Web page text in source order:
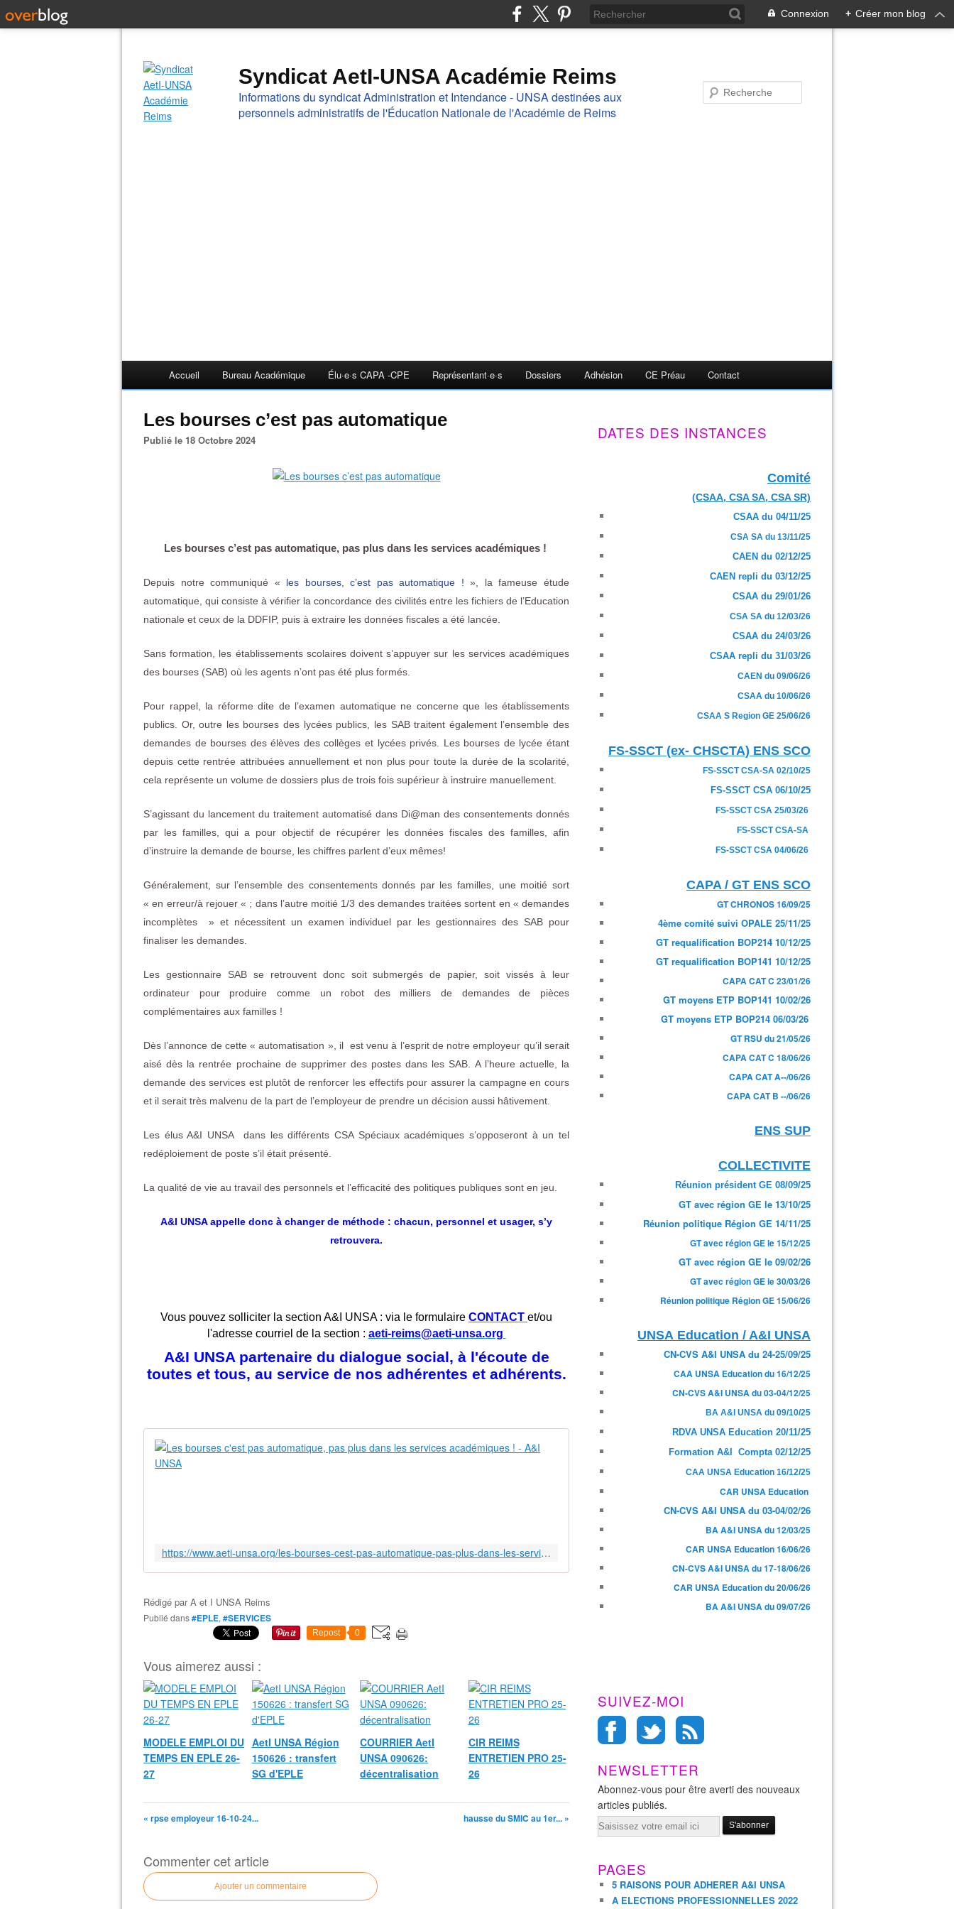
Connexion + Créer mon blog
Syndicat AetI-UNSA Académie Reims
Informations du syndicat Administration et Intendance - UNSA destinées aux
personnels administratifs de l'Éducation Nationale de l'Académie de Reims
Accueil Bureau Académique Élu·e·s CAPA -CPE Représentant·e·s Dossiers Adhésion CE Préau Contact
Les bourses c’est pas automatique
Publié le 18 Octobre 2024
Les bourses c’est pas automatique, pas plus dans les services académiques !
Depuis notre communiqué « les bourses, c’est pas automatique !», la fameuse étude
automatique, qui consiste à vérifier la concordance des civilités entre les fichiers de l’Education
nationale et ceux de la DDFIP, puis à extraire les données fiscales a été lancée.
Sans formation, les établissements scolaires doivent s’appuyer sur les services académiques
des bourses (SAB) où les agents n’ont pas été plus formés.
Pour rappel, la réforme dite de l’examen automatique ne concerne que les établissements
publics. Or, outre les bourses des lycées publics, les SAB traitent également l’ensemble des
demandes de bourses des élèves des collèges et lycées privés. Les bourses de lycée étant
depuis cette rentrée attribuées annuellement et non plus pour toute la durée de la scolarité,
cela représente un volume de dossiers plus de trois fois supérieur à instruire manuellement.
S’agissant du lancement du traitement automatisé dans Di@man des consentements donnés
par les familles, qui a pour objectif de récupérer les données fiscales des familles, afin
d’instruire la demande de bourse, les chiffres parlent d’eux mêmes!
Généralement, sur l’ensemble des consentements donnés par les familles, une moitié sort
« en erreur/à rejouer « ; dans l’autre moitié 1/3 des demandes traitées sortent en « demandes
incomplètes » et nécessitent un examen individuel par les gestionnaires des SAB pour
finaliser les demandes.
Les gestionnaire SAB se retrouvent donc soit submergés de papier, soit vissés à leur
ordinateur pour produire comme un robot des milliers de demandes de pièces
complémentaires aux familles !
Dès l’annonce de cette « automatisation », il est venu à l’esprit de notre employeur qu’il serait
aisé dès la rentrée prochaine de supprimer des postes dans les SAB. A l’heure actuelle, la
demande des services est plutôt de renforcer les effectifs pour assurer la campagne en cours
et il serait très malvenu de la part de l’employeur de prendre un décision aussi hâtivement.
Les élus A&I UNSA dans les différents CSA Spéciaux académiques s’opposeront à un tel
redéploiement de poste s’il était présenté.
La qualité de vie au travail des personnels et l’efficacité des politiques publiques sont en jeu.
A&I UNSA appelle donc à changer de méthode : chacun, personnel et usager, s’y
retrouvera.
Vous pouvez solliciter la section A&I UNSA : via le formulaire CONTACT et/ou
l'adresse courriel de la section : aeti-reims@aeti-unsa.org
A&I UNSA partenaire du dialogue social, à l'écoute de
toutes et tous, au service de nos adhérentes et adhérents.
Les bourses c'est pas automatique, pas plus dans les services
o
e
https://www.aeti-unsa.org/les-bourses-cest-pas-automatique-pas-plus-dans-les-services-academiques/
Rédigé parA et I UNSA Reims
Publié dans#EPLE, #SERVICES
Repost 0
Vous aimerez aussi :
MODELE EMPLOI DU
TEMPS EN EPLE 26-
27
AetI UNSA Région
150626 : transfert
SG d'EPLE
COURRIER AetI
UNSA 090626:
décentralisation
CIR REIMS
ENTRETIEN PRO 25-
26
« rpse employeur 16-10-24... hausse du SMIC au 1er... »
Commenter cet article
Ajouter un commentaire
DATES DES INSTANCES
Comité
(CSAA, CSA SA, CSA SR)
CSAA du 04/11/25
CSA SA du 13/11/25
CAEN du 02/12/25
CAEN repli du 03/12/25
CSAA du 29/01/26
CSA SA du 12/03/26
CSAA du 24/03/26
CSAA repli du 31/03/26
CAEN du 09/06/26
CSAA du 10/06/26
CSAA S Region GE 25/06/26
FS-SSCT (ex- CHSCTA) ENS SCO
FS-SSCT CSA-SA 02/10/25
FS-SSCT CSA 06/10/25
FS-SSCT CSA 25/03/26
FS-SSCT CSA-SA
FS-SSCT CSA 04/06/26
CAPA / GT ENS SCO
GT CHRONOS 16/09/25
4ème comité suivi OPALE 25/11/25
GT requalification BOP214 10/12/25
GT requalification BOP141 10/12/25
CAPA CAT C 23/01/26
GT moyens ETP BOP141 10/02/26
GT moyens ETP BOP214 06/03/26
GT RSU du 21/05/26
CAPA CAT C 18/06/26
CAPA CAT A--/06/26
CAPA CAT B --/06/26
ENS SUP
COLLECTIVITE
Réunion président GE 08/09/25
GT avec région GE le 13/10/25
Réunion politique Région GE 14/11/25
GT avec région GE le 15/12/25
GT avec région GE le 09/02/26
GT avec région GE le 30/03/26
Réunion politique Région GE 15/06/26
UNSA Education / A&I UNSA
CN-CVS A&I UNSA du 24-25/09/25
CAA UNSA Education du 16/12/25
CN-CVS A&I UNSA du 03-04/12/25
BA A&I UNSA du 09/10/25
RDVA UNSA Education 20/11/25
Formation A&I Compta 02/12/25
CAA UNSA Education 16/12/25
CAR UNSA Education
CN-CVS A&I UNSA du 03-04/02/26
BA A&I UNSA du 12/03/25
CAR UNSA Education 16/06/26
CN-CVS A&I UNSA du 17-18/06/26
CAR UNSA Education du 20/06/26
BA A&I UNSA du 09/07/26
SUIVEZ-MOI
NEWSLETTER
Abonnez-vous pour être averti des nouveaux
articles publiés.
Email
PAGES
5 RAISONS POUR ADHERER A&I UNSA
A ELECTIONS PROFESSIONNELLES 2022